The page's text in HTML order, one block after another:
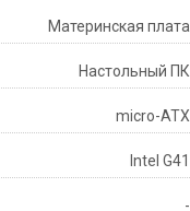
Материнская плата
Настольный ПК
micro-ATX
Intel G41
-